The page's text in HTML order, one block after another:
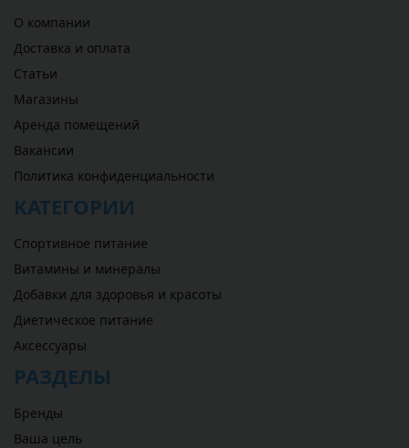
О компании
Доставка и оплата
Статьи
Магазины
Аренда помещений
Вакансии
Политика конфиденциальности
КАТЕГОРИИ
Спортивное питание
Витамины и минералы
Добавки для здоровья и красоты
Диетическое питание
Аксессуары
РАЗДЕЛЫ
Бренды
Ваша цель